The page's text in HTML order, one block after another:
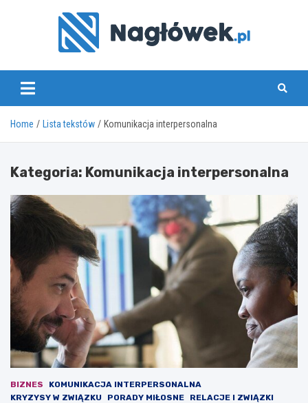
www.naglowek.pl
Home Lista tekstów Komunikacja interpersonalna
Kategoria: Komunikacja interpersonalna
BIZNES
KOMUNIKACJA INTERPERSONALNA
KRYZYSY W ZWIĄZKU
PORADY MIŁOSNE
RELACJE I ZWIĄZKI